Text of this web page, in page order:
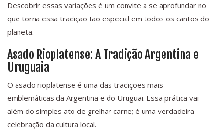
Descobrir essas variações é um convite a se aprofundar no
que torna essa tradição tão especial em todos os cantos do
planeta.
Asado Rioplatense: A Tradição Argentina e
Uruguaia
O asado rioplatense é uma das tradições mais
emblemáticas da Argentina e do Uruguai. Essa prática vai
além do simples ato de grelhar carne; é uma verdadeira
celebração da cultura local.